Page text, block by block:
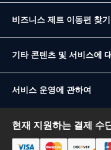
비즈니스 제트 이동편 찾기
기타 콘텐츠 및 서비스에
서비스 운영에 관하여
현재 지원하는 결제 수